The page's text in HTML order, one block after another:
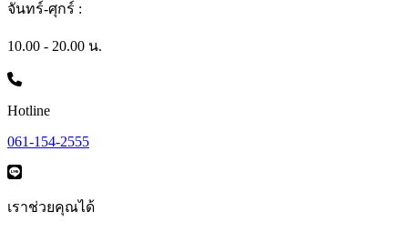
จันทร์-ศุกร์ :
10.00 - 20.00 น.
Hotline
061-154-2555
เราช่วยคุณได้